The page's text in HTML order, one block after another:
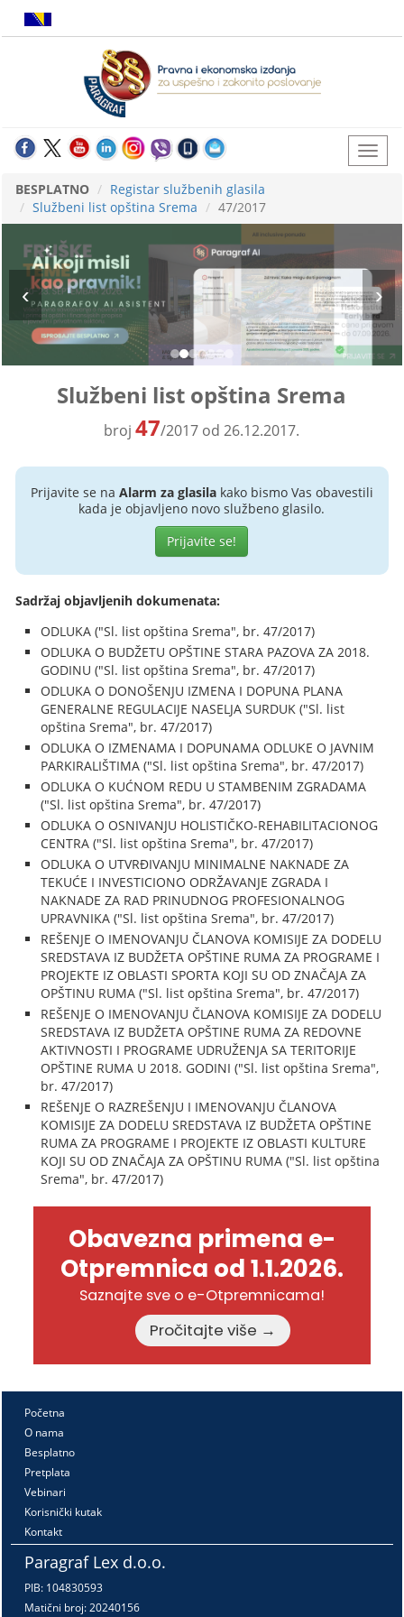
BESPLATNO
Registar službenih glasila
Službeni list opština Srema
47/2017
Službeni list opština Srema
broj47/2017 od 26.12.2017.
Prijavite se na Alarm za glasilakako bismo Vas obavestili
kada je objavljeno novo službeno glasilo.
Prijavite se!
Sadržaj objavljenih dokumenata:
ODLUKA ("Sl. list opština Srema", br. 47/2017)
ODLUKA O BUDŽETU OPŠTINE STARA PAZOVA ZA 2018.
GODINU ("Sl. list opština Srema", br. 47/2017)
ODLUKA O DONOŠENJU IZMENA I DOPUNA PLANA
GENERALNE REGULACIJE NASELJA SURDUK ("Sl. list
opština Srema", br. 47/2017)
ODLUKA O IZMENAMA I DOPUNAMA ODLUKE O JAVNIM
PARKIRALIŠTIMA ("Sl. list opština Srema", br. 47/2017)
ODLUKA O KUĆNOM REDU U STAMBENIM ZGRADAMA
("Sl. list opština Srema", br. 47/2017)
ODLUKA O OSNIVANJU HOLISTIČKO-REHABILITACIONOG
CENTRA ("Sl. list opština Srema", br. 47/2017)
ODLUKA O UTVRĐIVANJU MINIMALNE NAKNADE ZA
TEKUĆE I INVESTICIONO ODRŽAVANJE ZGRADA I
NAKNADE ZA RAD PRINUDNOG PROFESIONALNOG
UPRAVNIKA ("Sl. list opština Srema", br. 47/2017)
REŠENJE O IMENOVANJU ČLANOVA KOMISIJE ZA DODELU
SREDSTAVA IZ BUDŽETA OPŠTINE RUMA ZA PROGRAME I
PROJEKTE IZ OBLASTI SPORTA KOJI SU OD ZNAČAJA ZA
OPŠTINU RUMA ("Sl. list opština Srema", br. 47/2017)
REŠENJE O IMENOVANJU ČLANOVA KOMISIJE ZA DODELU
SREDSTAVA IZ BUDŽETA OPŠTINE RUMA ZA REDOVNE
AKTIVNOSTI I PROGRAME UDRUŽENJA SA TERITORIJE
OPŠTINE RUMA U 2018. GODINI ("Sl. list opština Srema",
br. 47/2017)
REŠENJE O RAZREŠENJU I IMENOVANJU ČLANOVA
KOMISIJE ZA DODELU SREDSTAVA IZ BUDŽETA OPŠTINE
RUMA ZA PROGRAME I PROJEKTE IZ OBLASTI KULTURE
KOJI SU OD ZNAČAJA ZA OPŠTINU RUMA ("Sl. list opština
Srema", br. 47/2017)
Obavezna primena e-
Otpremnica od 1.1.2026.
Saznajte sve o e-Otpremnicama!
Pročitajte više →
Početna
O nama
Besplatno
Pretplata
Vebinari
Korisnički kutak
Kontakt
Paragraf Lex d.o.o.
PIB: 104830593
Matični broj: 20240156